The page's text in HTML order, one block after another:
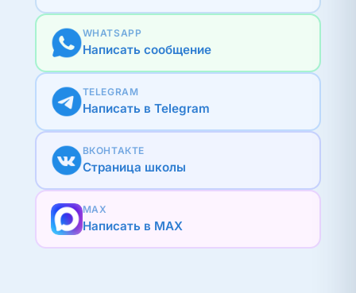
WHATSAPP
Написать сообщение
TELEGRAM
Написать в Telegram
ВКОНТАКТЕ
Страница школы
MAX
Написать в MAX